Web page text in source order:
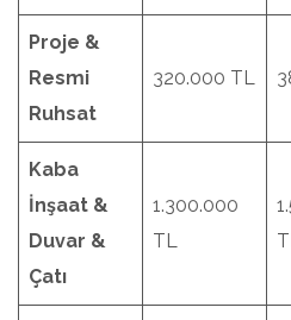
Proje &
Resmi
Ruhsat
320.000 TL
Kaba
İnşaat &
Duvar &
Çatı
1.300.000
TL